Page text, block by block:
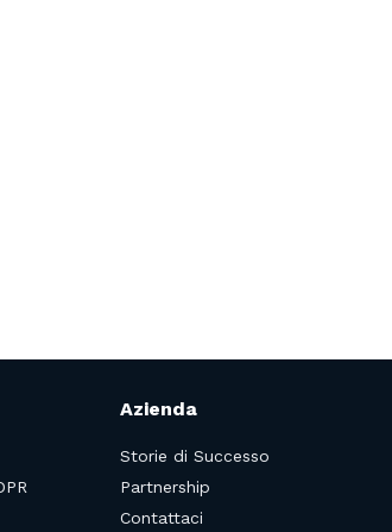
Azienda
Storie di Successo
Partnership
Contattaci